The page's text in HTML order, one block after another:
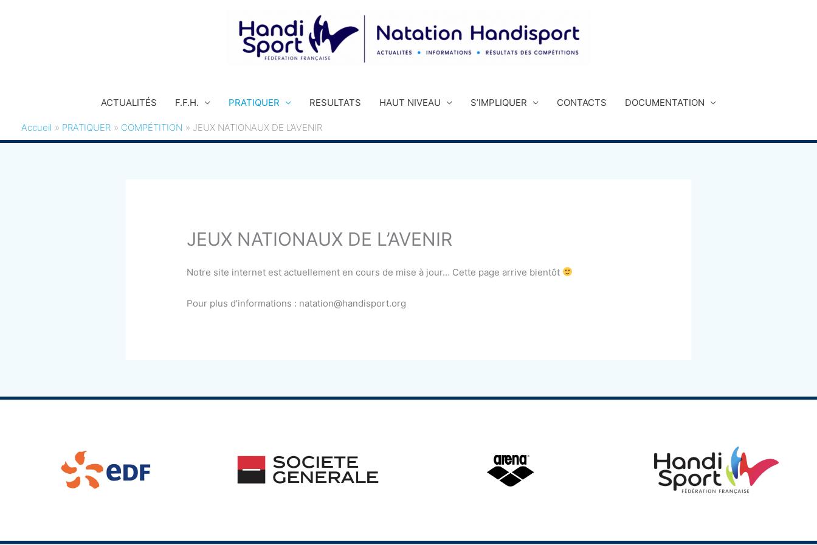
ACTUALITÉS F.F.H. PRATIQUER RESULTATS HAUT NIVEAU S’IMPLIQUER CONTACTS DOCUMENTATION
Accueil PRATIQUER COMPÉTITION JEUX NATIONAUX DE L’AVENIR
JEUX NATIONAUX DE L’AVENIR
Notre site internet est actuellement en cours de mise à jour… Cette page arrive bientôt
Pour plus d’informations : natation@handisport.org